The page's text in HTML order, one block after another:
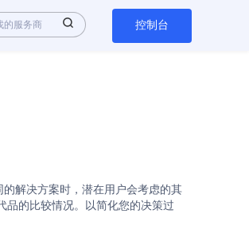
控制台
解决方案时，潜在用户会考虑的其
的比较情况。以简化您的决策过